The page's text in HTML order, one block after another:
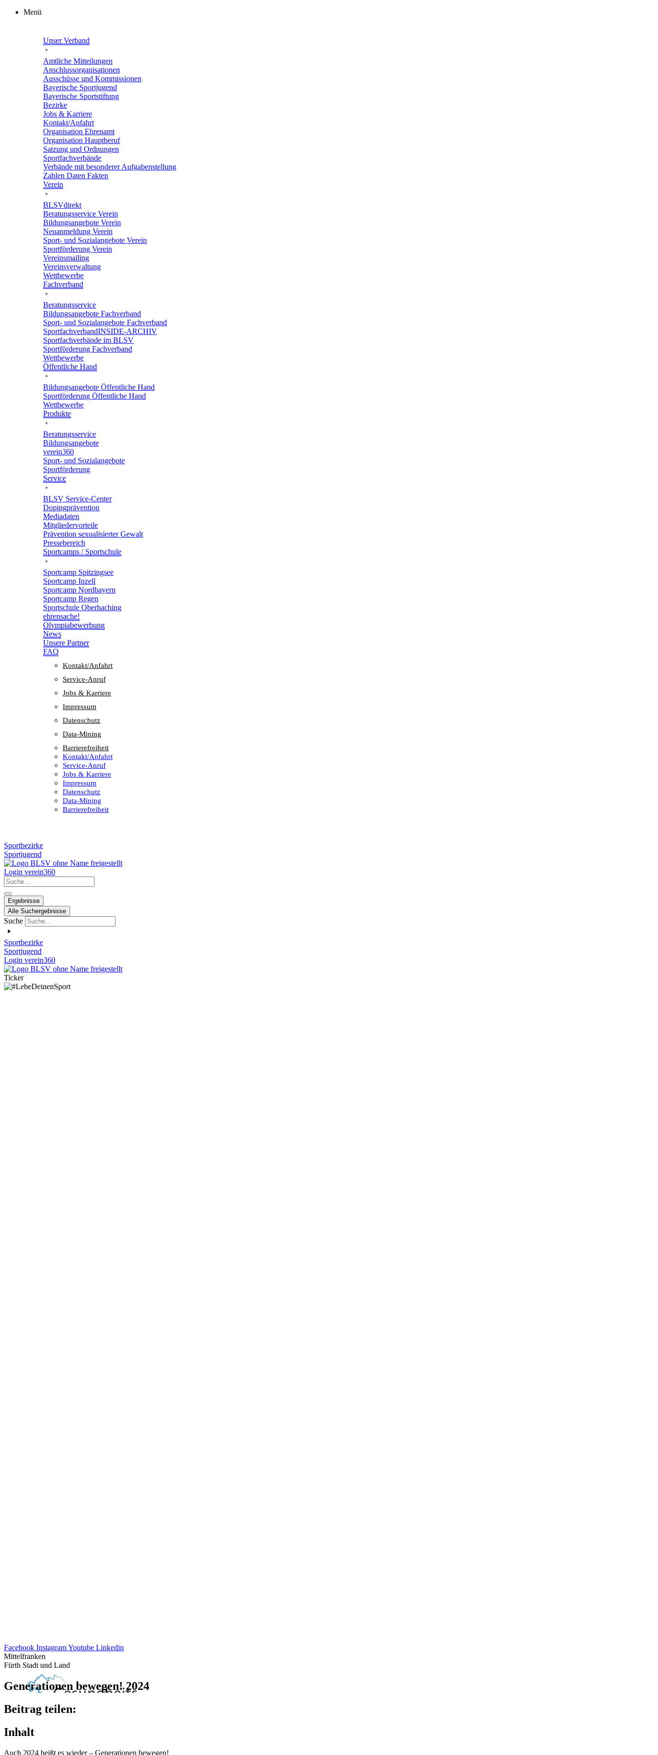
Zum
Menü
Unser Verband
Amtli­che Mitteilungen
Anschluss­or­ga­ni­sa­tio­nen
Ausschüsse und Kommissionen
Baye­ri­sche Sportjugend
Baye­ri­sche Sportstiftung
Bezirke
Jobs & Karriere
Kontakt/​​Anfahrt
Orga­ni­sa­tion Ehrenamt
Orga­ni­sa­tion Hauptberuf
Satzung und Ordnungen
Sport­fach­ver­bände
Verbände mit beson­de­rer Aufgabenstellung
Zahlen Daten Fakten
Verein
BLSVdi­rekt
Bera­tungs­ser­vice Verein
Bildungs­an­ge­bote Verein
Neuan­mel­dung Verein
Sport- und Sozi­al­an­ge­bote Verein
Sport­för­de­rung Verein
Vereins­mai­ling
Vereins­ver­wal­tung
Wett­be­werbe
Fach­ver­band
Bera­tungs­ser­vice
Bildungs­an­ge­bote Fachverband
Sport- und Sozi­al­an­ge­bote Fachverband
Sport­fach­ver­ban­d­IN­SIDE-ARCHIV
Sport­fach­ver­bände im BLSV
Sport­för­de­rung Fachverband
Wett­be­werbe
Öffent­li­che Hand
Bildungs­an­ge­bote Öffent­li­che Hand
Sport­för­de­rung Öffent­li­che Hand
Wett­be­werbe
Produkte
Bera­tungs­ser­vice
Bildungs­an­ge­bote
verein360
Sport- und Sozialangebote
Sport­för­de­rung
Service
BLSV Service-Center
Doping­prä­ven­tion
Media­da­ten
Mitglie­der­vor­teile
Präven­tion sexua­li­sier­ter Gewalt
Pres­se­be­reich
Sport­camps / Sportschule
Sport­camp Spitzingsee
Sport­camp Inzell
Sport­camp Nordbayern
Sport­camp Regen
Sport­schule Oberhaching
ehren­sa­che!
Olym­pia­be­wer­bung
News
Unsere Part­ner
FAQ
Kontakt/​​Anfahrt
Service-Anruf
Jobs & Karriere
Impres­sum
Daten­schutz
Data-Mining
Barrie­re­frei­heit
Kontakt/​​Anfahrt
Service-Anruf
Jobs & Karriere
Impres­sum
Daten­schutz
Data-Mining
Barrie­re­frei­heit
Sportbezirke
Sportjugend
Login verein360
Search
...
Ergebnisse
Alle Suchergebnisse
Suche
Sportbezirke
Sportjugend
Login verein360
Ticker
Facebook InstagramYoutube Linkedin
Mittelfranken
Fürth Stadt und Land
Gene­ra­tio­nen bewe­gen! 2024
Beitrag teilen:
Inhalt
Auch 2024 heißt es wieder – Gene­ra­tio­nen bewegen!